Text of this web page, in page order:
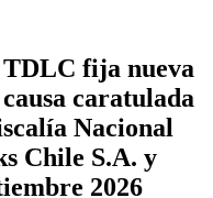
TDLC fija nueva
caratulada
Nacional
Chile S.A. y
2026